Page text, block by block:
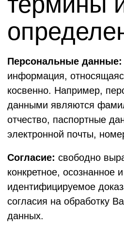
Персональные данные:
информация,
косвенно. Например,
данными являются
отчество, паспортные
электронной почты,
Согласие: свободно
конкретное, осознанное
идентифицируемое
согласия на обработку
данных.